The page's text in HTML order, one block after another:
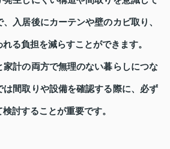
入居後にカーテンや壁のカビ取り、
る負担を減らすことができます。
家計の両方で無理のない暮らしにつな
は間取りや設備を確認する際に、必ず
討することが重要です。